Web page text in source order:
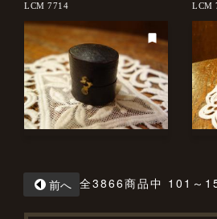
LCM 7714 LCM
全3866商品中 101～
前へ